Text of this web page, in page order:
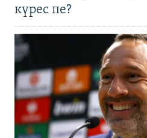
күрес пе?